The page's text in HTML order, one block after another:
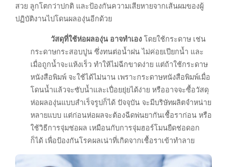
สวย ลูกโตกว่าปกติ และป้องกันความเสียหายจากเส้นผมของผู้
ปฏิบัติงานไปโดนผลองุ่นอีกด้วย
วัสดุที่ใช้ห่อผลองุ่น อาจทำเอง โดยใช้กระดาษ เช่น
กระดาษกระสอบปูน ซึ่งทนต่อน้ำฝน ไม่ค่อยเปียกน้ำ และ
เมื่อถูกน้ำจะแห้งเร็ว ทำให้ไม่ฉีกขาดง่าย แต่ถ้าใช้กระดาษ
หนังสือพิมพ์ จะใช้ได้ไม่นาน เพราะกระดาษหนังสือพิมพ์เมื่อ
โดนน้ำแล้วจะซับน้ำและเปื่อยยุ่ยได้ง่าย หรืออาจจะซื้อวัสดุ
ห่อผลองุ่นแบบสำเร็จรูปก็ได้ ปัจจุบัน จะมีบริษัทผลิตจำหน่าย
หลายแบบ แต่ก่อนห่อผลจะต้องฉีดพ่นยากันเชื้อราก่อน หรือ
ใช้วิธีการจุ่มช่อผล เหมือนกับการจุ่มฮอร์โมนยืดช่อดอก
ก็ได้ เพื่อป้องกันโรคผลเน่าที่เกิดจากเชื้อราเข้าทำลาย